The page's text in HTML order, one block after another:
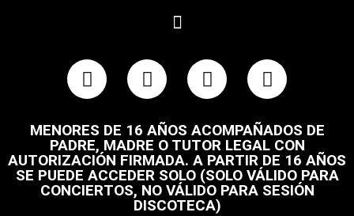
MENORES DE 16 AÑOS ACOMPAÑADOS DE
PADRE, MADRE O TUTOR LEGAL CON
AUTORIZACIÓN FIRMADA. A PARTIR DE 16 AÑOS
SE PUEDE ACCEDER SOLO (SOLO VÁLIDO PARA
CONCIERTOS, NO VÁLIDO PARA SESIÓN
DISCOTECA)